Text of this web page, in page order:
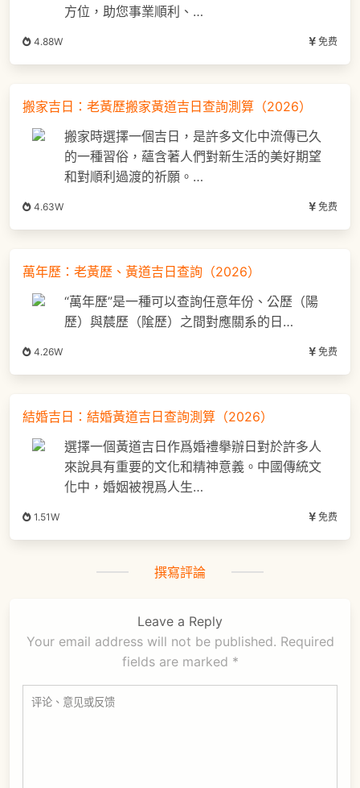
方位，助您事業順利、…
4.88W 免费
搬家吉日：老黃歷搬家黃道吉日查詢測算（2026）
搬家時選擇一個吉日，是許多文化中流傳已久
的一種習俗，蘊含著人們對新生活的美好期望
和對順利過渡的祈願。…
4.63W 免费
萬年歷：老黃歷、黃道吉日查詢（2026）
“萬年歷”是一種可以查詢任意年份、公歷（陽
歷）與辳歷（隂歷）之間對應關系的日…
4.26W 免费
結婚吉日：結婚黃道吉日查詢測算（2026）
選擇一個黃道吉日作爲婚禮擧辦日對於許多人
來說具有重要的文化和精神意義。中國傳統文
化中，婚姻被視爲人生…
1.51W 免费
撰寫評論
Leave a Reply
Your email address will not be published. Required
fields are marked *